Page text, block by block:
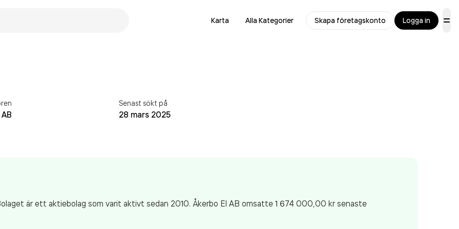
Karta Alla Kategorier Skapa företagskonto Logga in
Senast sökt på
28 mars 2025
är ett aktiebolag som varit aktivt sedan 2010. Åkerbo El AB omsatte 1 674 000,00 krsenaste